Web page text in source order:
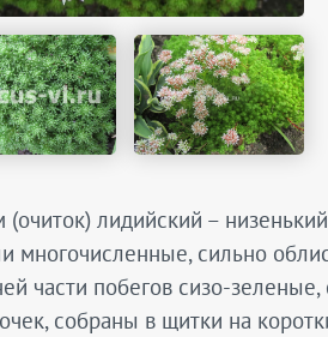
(очиток) лидийский –
многочисленные, сильно
части побегов сизо-
собраны в щитки на